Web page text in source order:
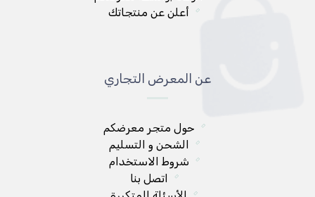
أعلن عن منتجاتك
عن المعرض التجاري
حول متجر معرضكم
الشحن و التسليم
شروط الاستخدام
اتصل بنا